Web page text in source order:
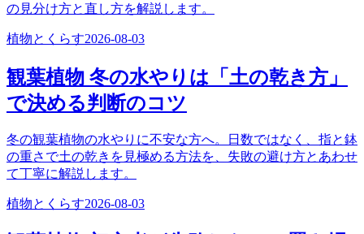
の見分け方と直し方を解説します。
植物とくらす2026-08-03
観葉植物 冬の水やりは「土の乾き方」
で決める判断のコツ
冬の観葉植物の水やりに不安な方へ。日数ではなく、指と鉢
の重さで土の乾きを見極める方法を、失敗の避け方とあわせ
て丁寧に解説します。
植物とくらす2026-08-03